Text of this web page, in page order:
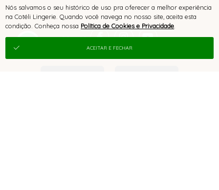
Nós salvamos o seu histórico de uso pra oferecer a melhor experiência
na Cotéli Lingerie. Quando você navega no nosso site, aceita esta
condição. Conheça nossa Política de Cookies e Privacidade
ACEITAR E FECHAR